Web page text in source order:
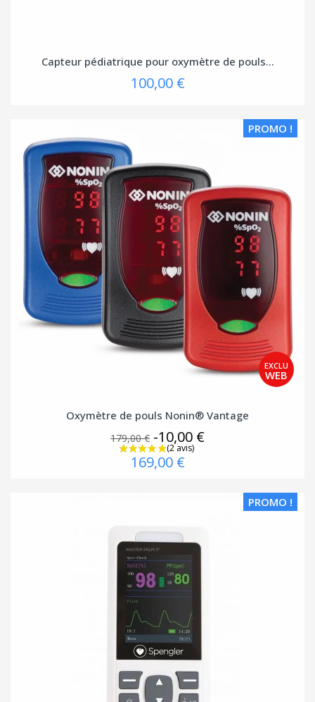
Capteur pédiatrique pour oxymètre de pouls...
100,00 €
PROMO !
Oxymètre de pouls Nonin® Vantage
179,00 € -10,00 €
169,00 €
PROMO !